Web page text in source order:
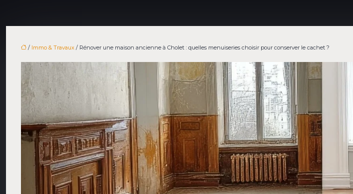
/ Immo & Travaux / Rénover une maison ancienne à Cholet : quelles menuiseries choisir pour conserver le cachet ?